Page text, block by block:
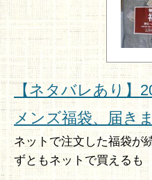
【ネタバレあり】
メンズ福袋、届き
ネットで注文した福袋が
ずともネットで買えるも